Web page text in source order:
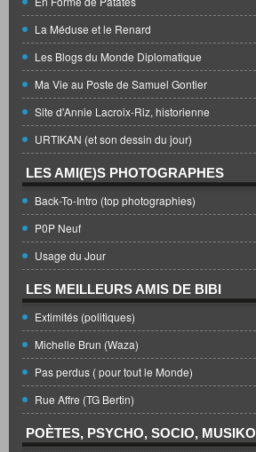
La Méduse et le Renard
Les Blogs du Monde Diplomatique
Ma Vie au Poste de Samuel Gontier
Site d'Annie Lacroix-Riz, historienne
URTIKAN (et son dessin du jour)
LES AMI(E)S PHOTOGRAPHES
Back-To-Intro (top photographies)
P0P Neuf
Usage du Jour
LES MEILLEURS AMIS DE BIBI
Extimités (politiques)
Michelle Brun (Waza)
Pas perdus ( pour tout le Monde)
Rue Affre (TG Bertin)
POÈTES, PSYCHO, SOCIO, MUSIKO